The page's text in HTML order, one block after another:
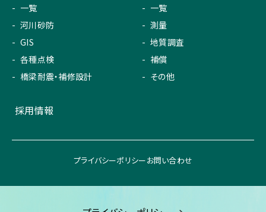
一覧
河川砂防
GIS
各種点検
橋梁耐震・補修設計
一覧
測量
地質調査
補償
その他
採用情報
プライバシーポリシーお問い合わせ